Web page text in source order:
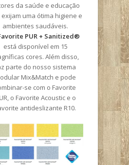
da saúde e educação
exijam uma ótima higiene e
ambientes saudáveis.
PUR + Sanitized®
está disponível em 15
cores. Além disso,
parte do nosso sistema
Mix&Match e pode
se com o Favorite
o Favorite Acoustic e o
antideslizante R10.